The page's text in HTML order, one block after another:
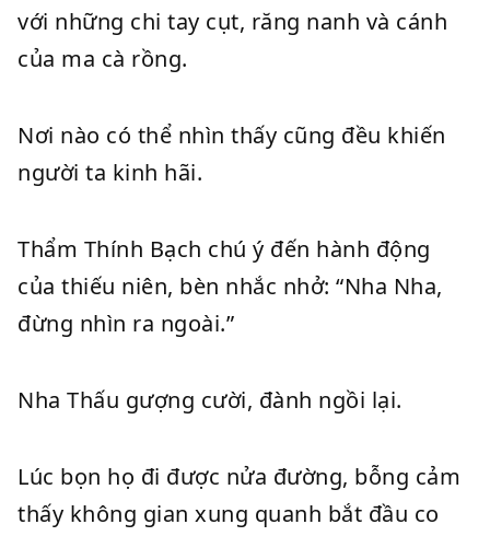
với những chi tay cụt, răng nanh và cánh
của ma cà rồng.
Nơi nào có thể nhìn thấy cũng đều khiến
người ta kinh hãi.
Thẩm Thính Bạch chú ý đến hành động
của thiếu niên, bèn nhắc nhở: “Nha Nha,
đừng nhìn ra ngoài.”
Nha Thấu gượng cười, đành ngồi lại.
Lúc bọn họ đi được nửa đường, bỗng cảm
thấy không gian xung quanh bắt đầu co